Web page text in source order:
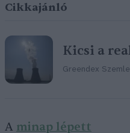
Cikkajánló
Kicsi a
Greendex Szemle
A minap lépett